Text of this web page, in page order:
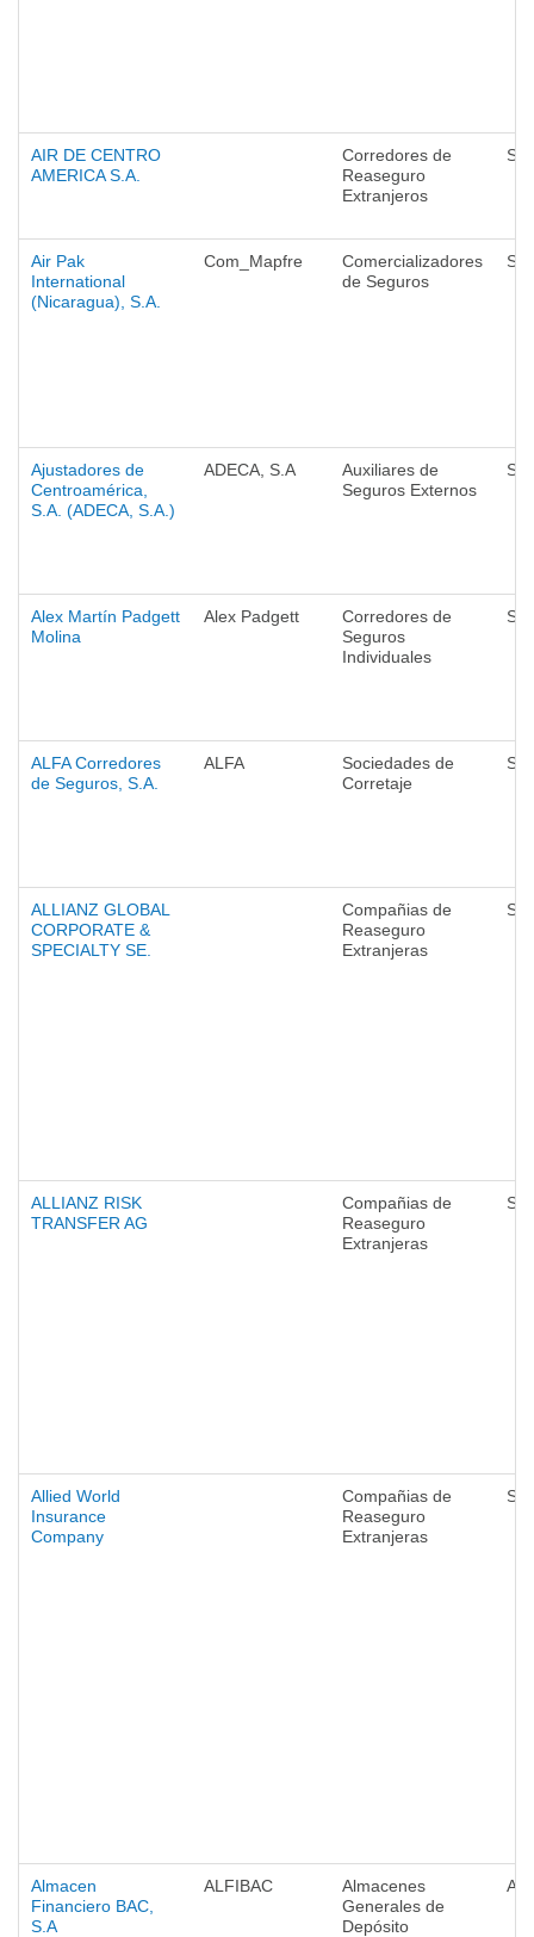
AIR DE CENTRO
AMERICA S.A.
Corredores de
Reaseguro
Extranjeros
Air Pak
International
(Nicaragua), S.A.
Com_Mapfre
Comercializadores
de Seguros
Ajustadores de
Centroamérica,
S.A. (ADECA, S.A.)
ADECA, S.A
Auxiliares de
Seguros Externos
Alex Martín Padgett
Molina
Alex Padgett
Corredores de
Seguros
Individuales
ALFA Corredores
de Seguros, S.A.
ALFA
Sociedades de
Corretaje
ALLIANZ GLOBAL
CORPORATE &
SPECIALTY SE.
Compañias de
Reaseguro
Extranjeras
ALLIANZ RISK
TRANSFER AG
Compañias de
Reaseguro
Extranjeras
Allied World
Insurance
Company
Compañias de
Reaseguro
Extranjeras
Almacen
Financiero BAC,
S.A
ALFIBAC
Almacenes
Generales de
Depósito